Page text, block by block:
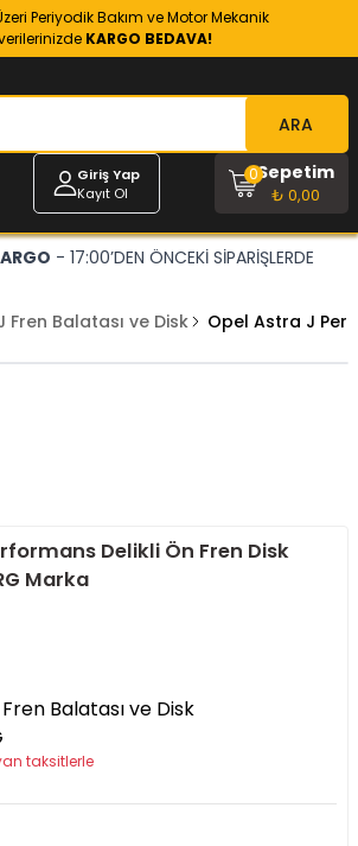
Periyodik Bakım ve Motor Mekanik
KARGO BEDAVA!
ARA
Giriş Yap
Kayıt Ol
Sepetim
₺ 0,00
0
- 17:00’DEN ÖNCEKİ SİPARİŞLERDE
Fren Balatası ve Disk Opel Astra J
Delikli Ön Fren Disk
Marka
Balatası ve Disk
taksitlerle